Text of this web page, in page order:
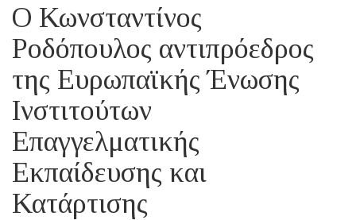
Ο Κωνσταντίνος
Ροδόπουλος αντιπρόεδρος
της Ευρωπαϊκής Ένωσης
Ινστιτούτων
Επαγγελματικής
Εκπαίδευσης και
Κατάρτισης